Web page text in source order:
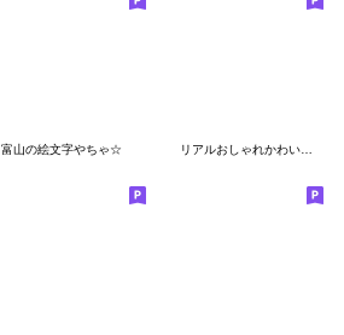
富山の絵文字やちゃ☆ リアルおしゃれかわいい ドーナツ 絵文字